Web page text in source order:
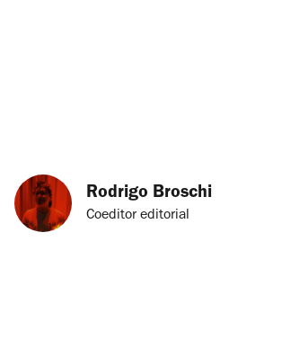
Rodrigo Broschi
Coeditor editorial